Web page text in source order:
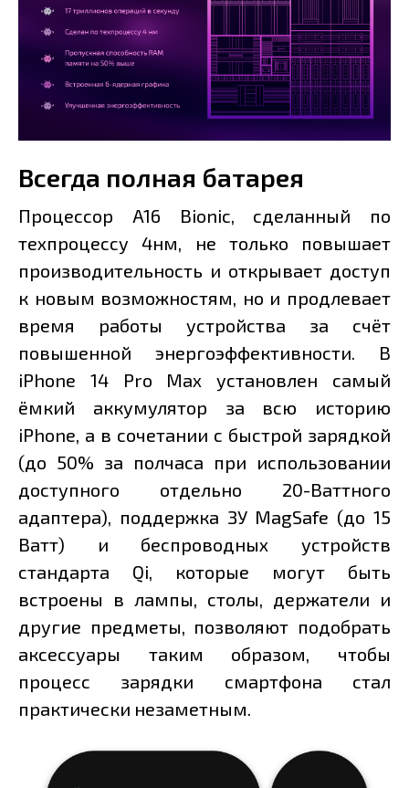
Всегда полная батарея
Процессор A16 Bionic, сделанный по
техпроцессу 4нм, не только повышает
производительность и открывает доступ
к новым возможностям, но и продлевает
время работы устройства за счёт
повышенной энергоэффективности. В
iPhone 14 Pro Max установлен самый
ёмкий аккумулятор за всю историю
iPhone, а в сочетании с быстрой зарядкой
(до 50% за полчаса при использовании
доступного отдельно 20-Ваттного
адаптера), поддержка ЗУ MagSafe (до 15
Ватт) и беспроводных устройств
стандарта Qi, которые могут быть
встроены в лампы, столы, держатели и
другие предметы, позволяют подобрать
аксессуары таким образом, чтобы
процесс зарядки смартфона стал
практически незаметным.